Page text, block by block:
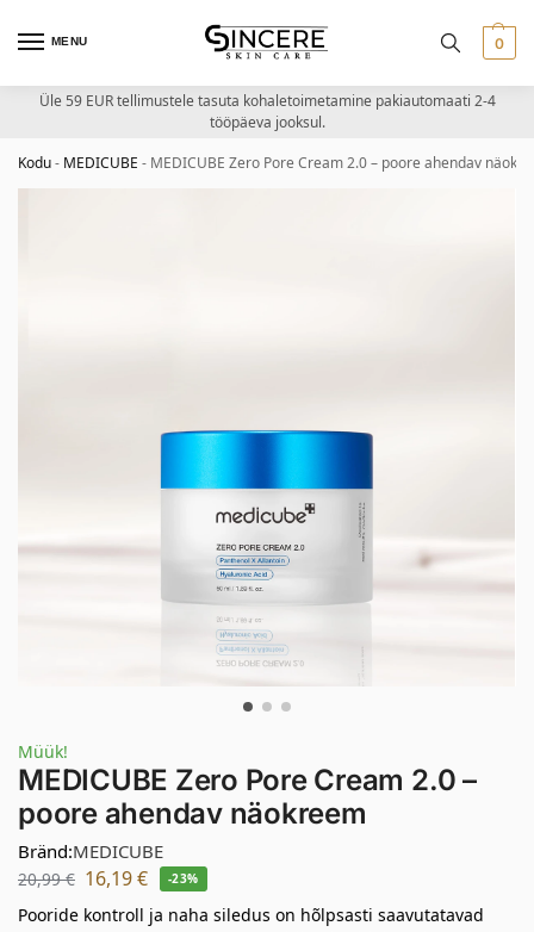
MENU 0
Üle 59 EUR tellimustele tasuta kohaletoimetamine pakiautomaati 2-4
tööpäeva jooksul.
Kodu- MEDICUBE - MEDICUBE Zero Pore Cream 2.0 – poore ahendav
Müük!
MEDICUBE Zero Pore Cream 2.0 –
poore ahendav näokreem
Bränd:MEDICUBE
20,99€ 16,19€ -23%
Pooride kontroll ja naha siledus on hõlpsasti saavutatavad